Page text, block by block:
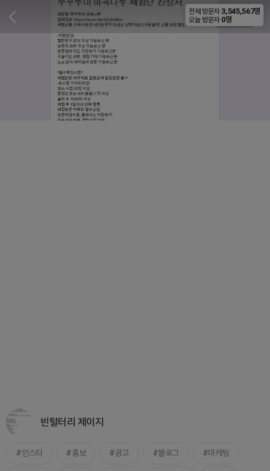
비공개
빈털터리 제이지
인스타 홍보 광고 블로그 마케팅
전체 방문자 3,545,567명
오늘 방문자 0명